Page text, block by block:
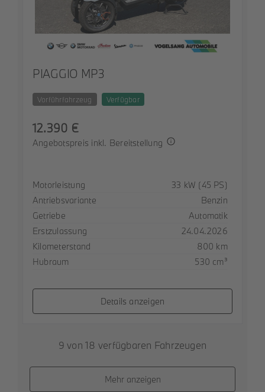
PIAGGIO MP3
Vorführfahrzeug Verfügbar
12.390 €
Angebotspreis inkl. Bereitstellung
SpezifikationWert
Motorleistung
33 kW (45 PS)
Antriebsvariante
Benzin
Getriebe
Automatik
Erstzulassung
24.04.2026
Kilometerstand
800 km
Hubraum
530 cm³
Details anzeigen
9 von 18 verfügbaren Fahrzeugen
Mehr anzeigen